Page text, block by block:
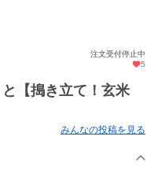
注文受付停止中
5
と【搗き立て！玄米
みんなの投稿を見る